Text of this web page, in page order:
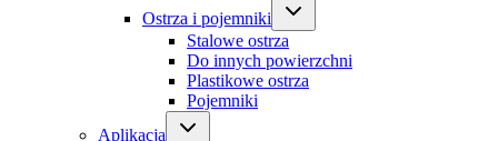
Ostrza i pojemniki
Stalowe ostrza
Do innych powierzchni
Plastikowe ostrza
Pojemniki
Aplikacja